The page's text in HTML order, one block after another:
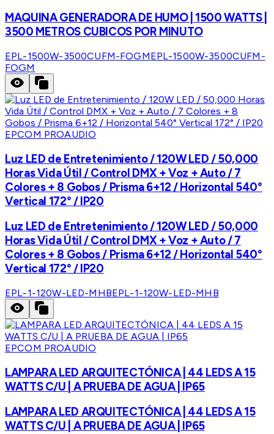
MAQUINA GENERADORA DE HUMO | 1500 WATTS |
3500 METROS CUBICOS POR MINUTO
EPL-1500W-3500CUFM-FOGMEPL-1500W-3500CUFM-
FOGM
EPCOM PROAUDIO
Luz LED de Entretenimiento / 120W LED / 50,000
Horas Vida Útil / Control DMX + Voz + Auto / 7
Colores + 8 Gobos / Prisma 6+12 / Horizontal 540°
Vertical 172° / IP20
Luz LED de Entretenimiento / 120W LED / 50,000
Horas Vida Útil / Control DMX + Voz + Auto / 7
Colores + 8 Gobos / Prisma 6+12 / Horizontal 540°
Vertical 172° / IP20
EPL-1-120W-LED-MHBEPL-1-120W-LED-MHB
EPCOM PROAUDIO
LAMPARA LED ARQUITECTÓNICA | 44 LEDS A 15
WATTS C/U | A PRUEBA DE AGUA | IP65
LAMPARA LED ARQUITECTÓNICA | 44 LEDS A 15
WATTS C/U | A PRUEBA DE AGUA | IP65